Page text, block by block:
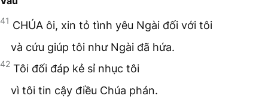
41 CHÚA ôi, xin tỏ tình yêu Ngài đối với tôi
và cứu giúp tôi như Ngài đã hứa.
42 Tôi đối đáp kẻ sỉ nhục tôi
vì tôi tin cậy điều Chúa phán.